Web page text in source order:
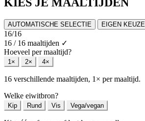
AUTOMATISCHE SELECTIE EIGEN KEUZE
16/16
16 / 16 maaltijden ✓
Hoeveel per maaltijd?
1× 2× 4×
16 verschillende maaltijden, 1× per maaltijd.
Welke eiwitbron?
Kip Rund Vis Vega/vegan